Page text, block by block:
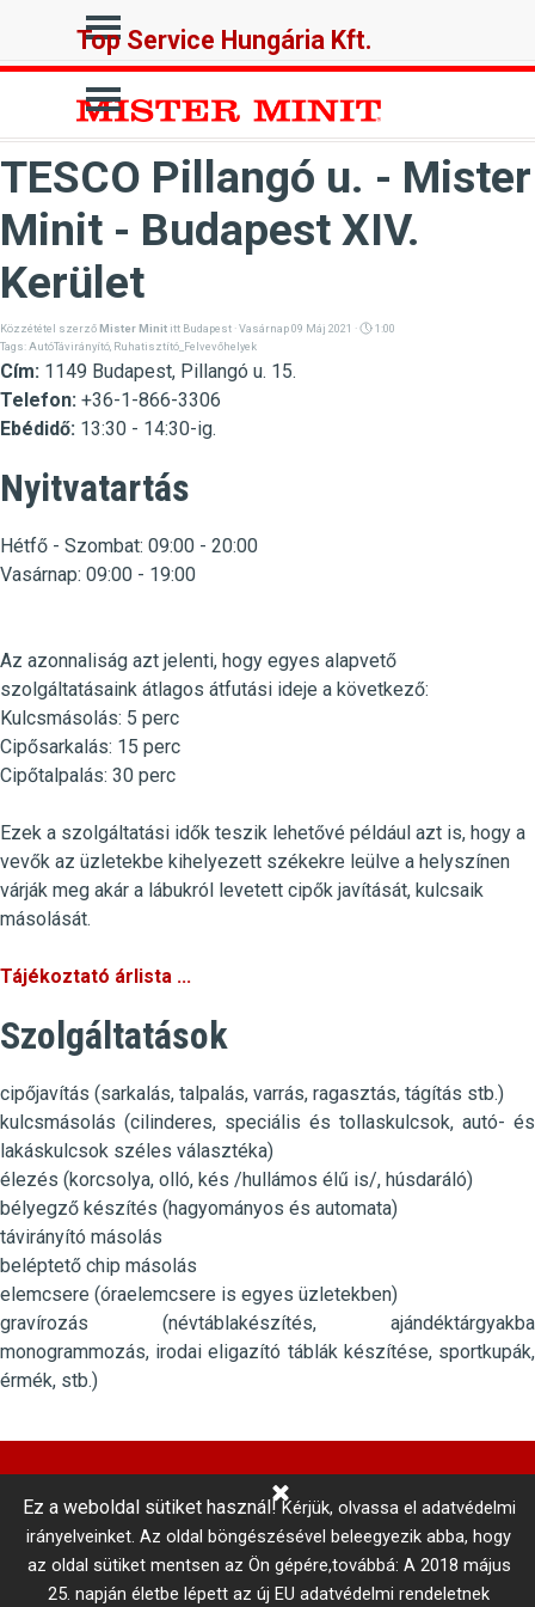
Ugrás a menüre
Top Service Hungária Kft.
Ugrás a menüre
TESCO Pillangó u. - Mister
Minit - Budapest XIV.
Kerület
Közzététel szerzőMister Minit itt Budapest · Vasárnap 09 Máj 2021 ·
1:00
Tags: AutóTávirányító Ruhatisztító_Felvevőhelyek
Cím: 1149 Budapest, Pillangó u. 15.
Telefon: +36-1-866-3306
Ebédidő: 13:30 - 14:30-ig.
Nyitvatartás
Hétfő - Szombat: 09:00 - 20:00
Vasárnap: 09:00 - 19:00
Az azonnaliság azt jelenti, hogy egyes alapvető
szolgáltatásaink átlagos átfutási ideje a következő:
Kulcsmásolás: 5 perc
Cipősarkalás: 15 perc
Cipőtalpalás: 30 perc
Ezek a szolgáltatási idők teszik lehetővé például azt is, hogy a
vevők az üzletekbe kihelyezett székekre leülve a helyszínen
várják meg akár a lábukról levetett cipők javítását, kulcsaik
másolását.
Tájékoztató árlista ...
Szolgáltatások
cipőjavítás (sarkalás, talpalás, varrás, ragasztás, tágítás stb.)
kulcsmásolás (cilinderes, speciális és tollaskulcsok, autó- és
lakáskulcsok széles választéka)
élezés (korcsolya, olló, kés /hullámos élű is/, húsdaráló)
bélyegző készítés (hagyományos és automata)
távirányító másolás
beléptető chip másolás
elemcsere (óraelemcsere is egyes üzletekben)
gravírozás (névtáblakészítés, ajándéktárgyakba
monogrammozás, irodai eligazító táblák készítése, sportkupák,
érmék, stb.)
Adatkezelési tájékoztató
Vállalási szabályzat
telefonszám: +36 1 866 3300 # 3206
Ez a weboldal sütiket használ!Kérjük, olvassa el adatvédelmi
irányelveinket. Az oldal böngészésével beleegyezik abba, hogy
az oldal sütiket mentsen az Ön gépére,továbbá: A 2018 május
25. napján életbe lépett az új EU adatvédelmi rendeletnek